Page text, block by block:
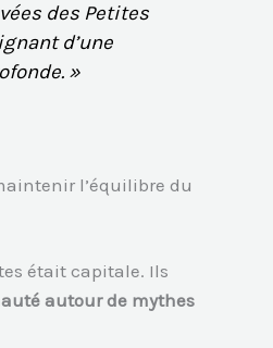
des Petites
d’une
»
l’équilibre du
était capitale. Ils
autour de mythes